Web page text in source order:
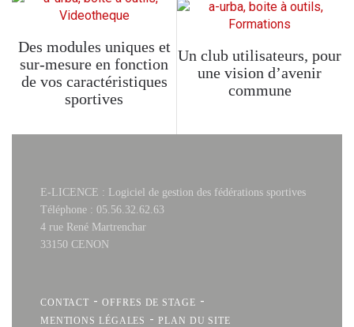
Des modules uniques et
sur-mesure en fonction
de vos caractéristiques
sportives
Un club utilisateurs, pour
une vision d’avenir
commune
E-LICENCE : Logiciel de gestion des fédérations sportives
Téléphone : 05.56.32.62.63
4 rue René Martrenchar
33150 CENON
CONTACT - OFFRES DE STAGE -
MENTIONS LÉGALES - PLAN DU SITE